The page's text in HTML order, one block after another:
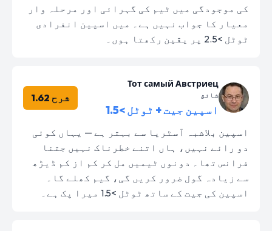
کی موجودگی میں ٹیم کی گہرائی اور مرحلہ وار
معیار کا جواب نہیں ہے۔ میں اسپین انفرادی
ٹوٹل >2.5 پر یقین رکھتا ہوں۔
Тот самый Австриец
شائق
اسپین جیت + ٹوٹل >1.5
شرح 1.62
اسپین بلاشبہ آسٹریا سے بہتر ہے — یہاں کوئی
دو رائے نہیں، ہاں اتنے خطرناک نہیں جتنا
فرانس تھا۔ دونوں ٹیمیں مل کر کم از کم ڈیڑھ
سے زیادہ گول ضرور کریں گی، گیم کھلے گا۔
اسپین کی جیت کے ساتھ ٹوٹل >1.5 میرا پک ہے۔